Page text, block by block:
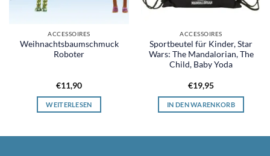
ACCESSOIRES
Weihnachtsbaumschmuck
Roboter
€11,90
WEITERLESEN
ACCESSOIRES
Sportbeutel für Kinder, Star
Wars: The Mandalorian, The
Child, Baby Yoda
€19,95
IN DEN WARENKORB